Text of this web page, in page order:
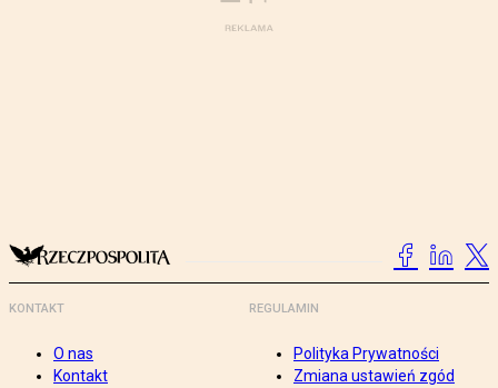
KONTAKT
O nas
Kontakt
REGULAMIN
Polityka Prywatności
Zmiana ustawień zgód